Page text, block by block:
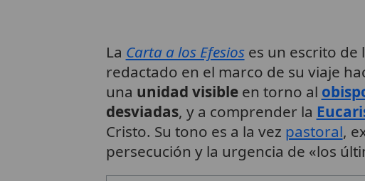
La Carta a los Efesioses un escrito de
redactado en el marco de su viaje
una unidad visibleen torno al
desviadas, y a comprender la
Cristo. Su tono es a la vez pastoral,
persecución y la urgencia de «los